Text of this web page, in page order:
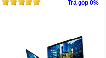
Trả góp 0%